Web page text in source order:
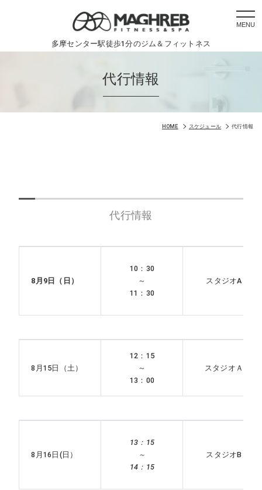
多摩センター駅徒歩1分のジム＆フィットネス
代行情報
HOME スケジュール 代行情報
代行情報
8月9日（日）
10：30
～
11：30
スタジオA
8月15日（土）
12：15
～
13：00
スタジオＡ
8月16日(日）
13：15
～
14：15
スタジオB